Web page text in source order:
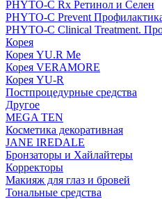
PHYTO-C Rx Ретинол и Селен
PHYTO-C Prevent
PHYTO-C Clinical Treatment.
Корея
Корея YU.R Me
Корея VERAMORE
Корея YU-R
Постпроцедурные средства
Другое
MEGA TEN
Косметика декоративная
JANE IREDALE
Бронзаторы и Хайлайтеры
Корректоры
Макияж для глаз и бровей
Тональные средства